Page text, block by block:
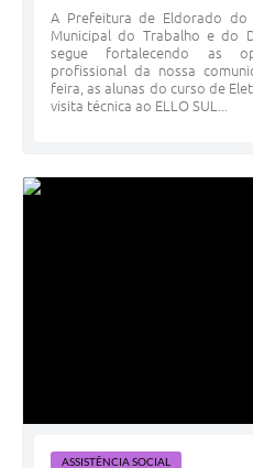
A Prefeitura de Eldorado do
Municipal do Trabalho e do
segue fortalecendo as
profissional da nossa
feira, as alunas do curso de
visita técnica ao ELLO SUL...
ASSISTÊNCIA SOCIAL